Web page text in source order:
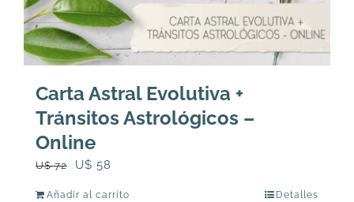
Carta Astral Evolutiva +
Tránsitos Astrológicos –
Online
U$72
El
U$ 58
Añadir al carrito Detalles